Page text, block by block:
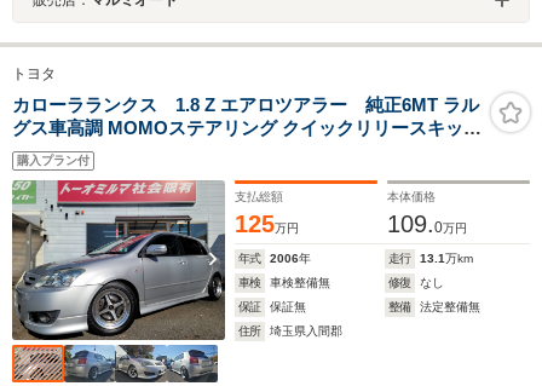
トヨタ
カローラランクス 1.8 Z エアロツアラー 純正6MT ラル
グス車高調 MOMOステアリング クイックリリースキット
柿本マフラー WORK15インチアルミ
購入プラン付
支払総額
125万円
本体価格
109.0万円
年式 2006年 走行 13.1万km
車検
車検整備無 修復
なし
保証
保証無 整備
法定整備無
住所
埼玉県入間郡